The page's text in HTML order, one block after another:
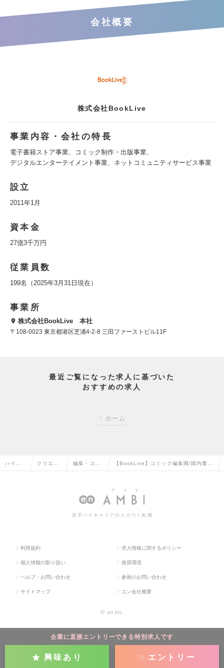
会社概要
株式会社BookLive
事業内容・会社の特長
電子書籍ストア事業、コミック制作・出版事業、
デジタルエンターテイメント事業、ネットコミュニティサービス事業
設立
2011年1⽉
資本金
27億3千万円
従業員数
199名（2025年3月31日現在）
事業所
株式会社BookLive 本社
〒108-0023 東京都港区芝浦4-2-8 三田ファーストビル11F
最近ご覧になった求人に基づいた
おすすめの求人
ホーム
企業に直接エントリーできる特別求人です
興味あり エントリー
ハイク クリエイ 編集・コピ
の転職
【BookLive】コミック編集職/国内最大
用）の求人情報
若手ハイキャリアのスカウト転職
利用規約 求人情報に関するポリシー
個人情報の取り扱い 推奨環境
ヘルプ・お問い合わせ 参画のお問い合わせ
サイトマップ エン会社概要
© en Inc.